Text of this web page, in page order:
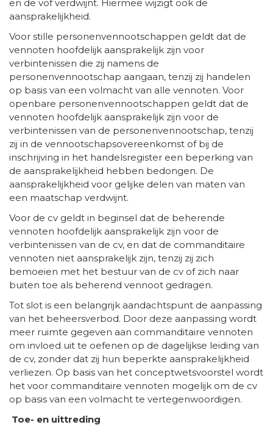
en de vof verdwijnt. Hiermee wijzigt ook de
aansprakelijkheid.
Voor stille personenvennootschappen geldt dat de
vennoten hoofdelijk aansprakelijk zijn voor
verbintenissen die zij namens de
personenvennootschap aangaan, tenzij zij handelen
op basis van een volmacht van alle vennoten. Voor
openbare personenvennootschappen geldt dat de
vennoten hoofdelijk aansprakelijk zijn voor de
verbintenissen van de personenvennootschap, tenzij
zij in de vennootschapsovereenkomst of bij de
inschrijving in het handelsregister een beperking van
de aansprakelijkheid hebben bedongen. De
aansprakelijkheid voor gelijke delen van maten van
een maatschap verdwijnt.
Voor de cv geldt in beginsel dat de beherende
vennoten hoofdelijk aansprakelijk zijn voor de
verbintenissen van de cv, en dat de commanditaire
vennoten niet aansprakelijk zijn, tenzij zij zich
bemoeien met het bestuur van de cv of zich naar
buiten toe als beherend vennoot gedragen.
Tot slot is een belangrijk aandachtspunt de aanpassing
van het beheersverbod. Door deze aanpassing wordt
meer ruimte gegeven aan commanditaire vennoten
om invloed uit te oefenen op de dagelijkse leiding van
de cv, zonder dat zij hun beperkte aansprakelijkheid
verliezen. Op basis van het conceptwetsvoorstel wordt
het voor commanditaire vennoten mogelijk om de cv
op basis van een volmacht te vertegenwoordigen.
Toe- en uittreding